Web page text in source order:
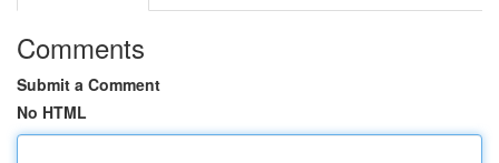
Comments
Submit a Comment
No HTML